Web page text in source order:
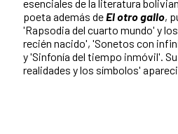
esenciales de la literatura
poeta además deEl otro gallo,
'Rapsodia del cuarto mundo' y
recién nacido', 'Sonetos con
y 'Sinfonía del tiempo inmóvil'.
realidades y los símbolos'